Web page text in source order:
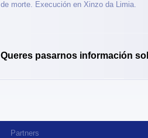
de morte. Execución en Xinzo da Limia.
Queres pasarnos información
Partners